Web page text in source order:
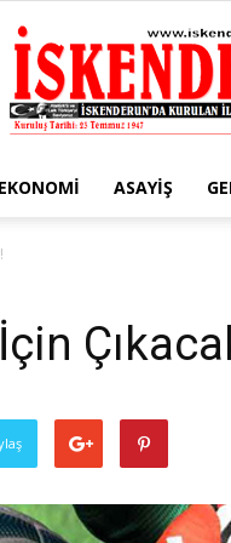
EKONOMI ASAYIŞ